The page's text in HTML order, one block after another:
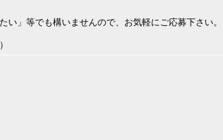
い」等でも構いませんので、お気軽にご応募下さい。